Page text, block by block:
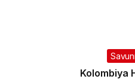
Kolombiya